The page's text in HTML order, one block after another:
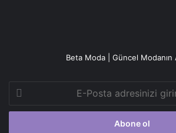
Beta Moda | Güncel Modanın
Posta
adresinizi